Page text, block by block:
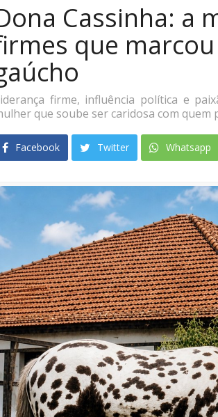
Cassinha: a
que
firme, influência política e
que soube ser caridosa com quem
Facebook Twitter Whatsapp